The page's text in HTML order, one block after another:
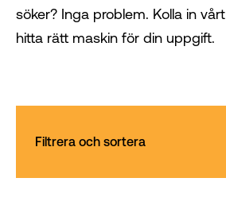
söker? Inga problem. Kolla in vårt
hitta rätt maskin för din uppgift.
Filtrera och sortera